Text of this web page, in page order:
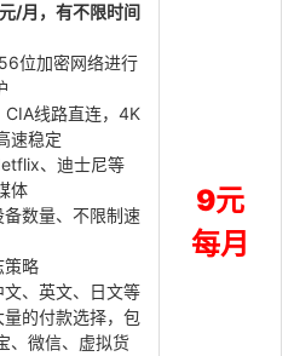
/月，有不限时间
位加密网络进行
线路直连，4K
速稳定
、迪士尼等
体
数量、不限制速
策略
、英文、日文等
的付款选择，包
、微信、虚拟货
9元
每月